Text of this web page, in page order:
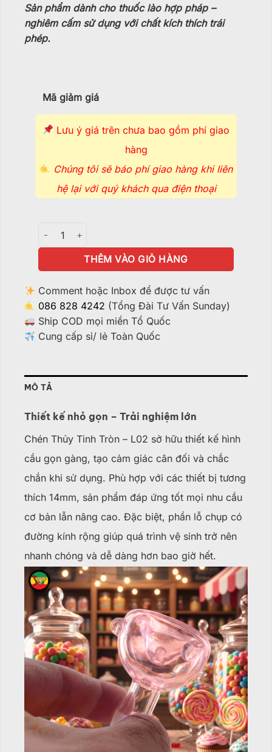
Sản phẩm dành cho thuốc lào hợp pháp –
nghiêm cấm sử dụng với chất kích thích trái
phép.
Mã giảm giá
Lưu ý giá trên chưa bao gồm phí giao
hàng
Chúng tôi sẽ báo phí giao hàng khi liên
hệ lại với quý khách qua điện thoại
Chén Lớn Thủy Tinh - L02 số lượng
THÊM VÀO GIỎ HÀNG
Comment hoặc Inbox để được tư vấn
086 828 4242 (Tổng Đài Tư Vấn Sunday)
Ship COD mọi miền Tổ Quốc
Cung cấp sỉ/ lẻ Toàn Quốc
MÔ TẢ
Thiết kế nhỏ gọn – Trải nghiệm lớn
Chén Thủy Tinh Tròn – L02 sở hữu thiết kế hình
cầu gọn gàng, tạo cảm giác cân đối và chắc
chắn khi sử dụng. Phù hợp với các thiết bị tương
thích 14mm, sản phẩm đáp ứng tốt mọi nhu cầu
cơ bản lẫn nâng cao. Đặc biệt, phần lỗ chụp có
đường kính rộng giúp quá trình vệ sinh trở nên
nhanh chóng và dễ dàng hơn bao giờ hết.